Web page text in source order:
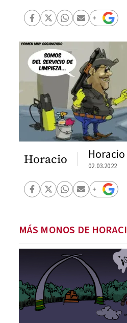
Horacio Horacio
02.03.2022
MÁS MONOS DE